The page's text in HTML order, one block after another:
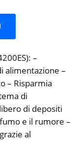
–
alimentazione –
– Risparmia
di
di depositi
e il rumore –
al